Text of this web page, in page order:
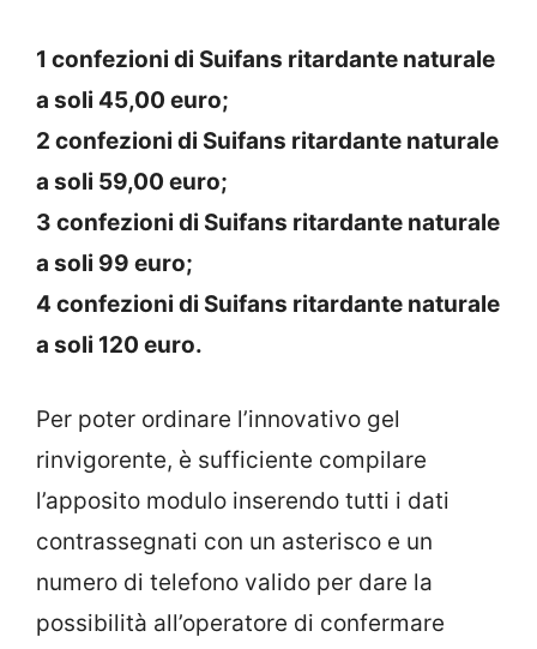
1 confezioni di Suifans ritardante naturale
a soli 45,00 euro;
2 confezioni di Suifans ritardante naturale
a soli 59,00 euro;
3 confezioni di Suifans ritardante naturale
a soli 99 euro;
4 confezioni di Suifans ritardante naturale
a soli 120 euro.
Per poter ordinare l’innovativo gel
rinvigorente, è sufficiente compilare
l’apposito modulo inserendo tutti i dati
contrassegnati con un asterisco e un
numero di telefono valido per dare la
possibilità all’operatore di confermare